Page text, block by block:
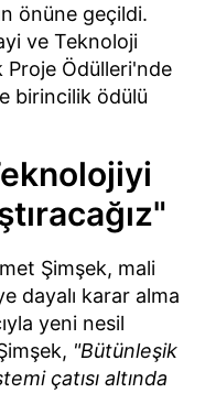
önüne geçildi.
ve Teknoloji
Proje Ödülleri'nde
birincilik ödülü
Şimşek, mali
dayalı karar alma
yeni nesil
"Bütünleşik
çatısı altında